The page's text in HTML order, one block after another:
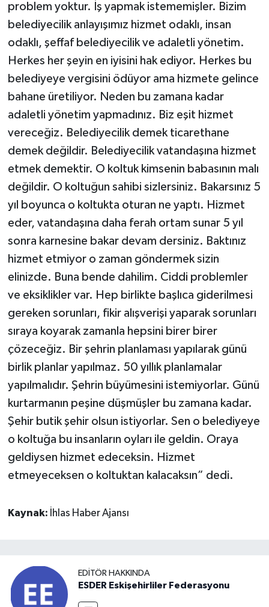
problem yoktur. İş yapmak istememişler. Bizim
belediyecilik anlayışımız hizmet odaklı, insan
odaklı, şeffaf belediyecilik ve adaletli yönetim.
Herkes her şeyin en iyisini hak ediyor. Herkes bu
belediyeye vergisini ödüyor ama hizmete gelince
bahane üretiliyor. Neden bu zamana kadar
adaletli yönetim yapmadınız. Biz eşit hizmet
vereceğiz. Belediyecilik demek ticarethane
demek değildir. Belediyecilik vatandaşına hizmet
etmek demektir. O koltuk kimsenin babasının malı
değildir. O koltuğun sahibi sizlersiniz. Bakarsınız 5
yıl boyunca o koltukta oturan ne yaptı. Hizmet
eder, vatandaşına daha ferah ortam sunar 5 yıl
sonra karnesine bakar devam dersiniz. Baktınız
hizmet etmiyor o zaman göndermek sizin
elinizde. Buna bende dahilim. Ciddi problemler
ve eksiklikler var. Hep birlikte başlıca giderilmesi
gereken sorunları, fikir alışverişi yaparak sorunları
sıraya koyarak zamanla hepsini birer birer
çözeceğiz. Bir şehrin planlaması yapılarak günü
birlik planlar yapılmaz. 50 yıllık planlamalar
yapılmalıdır. Şehrin büyümesini istemiyorlar. Günü
kurtarmanın peşine düşmüşler bu zamana kadar.
Şehir butik şehir olsun istiyorlar. Sen o belediyeye
o koltuğa bu insanların oyları ile geldin. Oraya
geldiysen hizmet edeceksin. Hizmet
etmeyeceksen o koltuktan kalacaksın” dedi.
Kaynak: İhlas Haber Ajansı
EDITÖR HAKKINDA
ESDER Eskişehirliler Federasyonu